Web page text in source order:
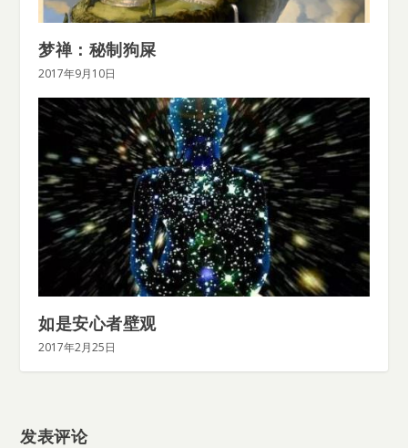
梦禅：秘制狗屎
2017年9月10日
如是安心者壁观
2017年2月25日
发表评论